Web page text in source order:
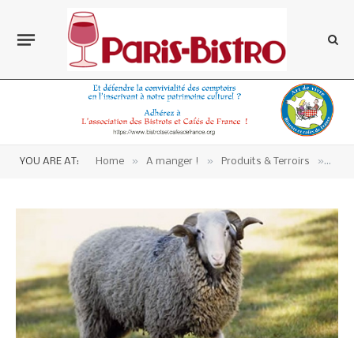
YOU ARE AT: Home » A manger ! » Produits & Terroirs »